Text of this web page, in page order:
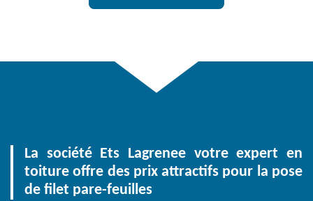
La société Ets Lagrenee votre expert en
toiture offre des prix attractifs pour la pose
de filet pare-feuilles